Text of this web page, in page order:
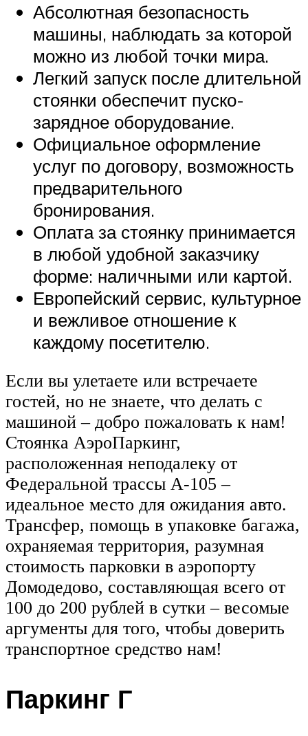
Абсолютная безопасность
машины, наблюдать за которой
можно из любой точки мира.
Легкий запуск после длительной
стоянки обеспечит пуско-
зарядное оборудование.
Официальное оформление
услуг по договору, возможность
предварительного
бронирования.
Оплата за стоянку принимается
в любой удобной заказчику
форме: наличными или картой.
Европейский сервис, культурное
и вежливое отношение к
каждому посетителю.
Если вы улетаете или встречаете
гостей, но не знаете, что делать с
машиной – добро пожаловать к нам!
Стоянка АэроПаркинг,
расположенная неподалеку от
Федеральной трассы А-105 –
идеальное место для ожидания авто.
Трансфер, помощь в упаковке багажа,
охраняемая территория, разумная
стоимость парковки в аэропорту
Домодедово, составляющая всего от
100 до 200 рублей в сутки – весомые
аргументы для того, чтобы доверить
транспортное средство нам!
Паркинг Г